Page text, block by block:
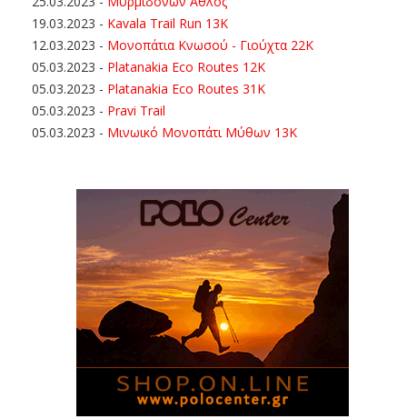
19.03.2023 - Kavala Trail Run 13K
12.03.2023 - Μονοπάτια Κνωσού - Γιούχτα 22Κ
05.03.2023 - Platanakia Eco Routes 12K
05.03.2023 - Platanakia Eco Routes 31K
05.03.2023 - Pravi Trail
05.03.2023 - Μινωικό Μονοπάτι Μύθων 13Κ